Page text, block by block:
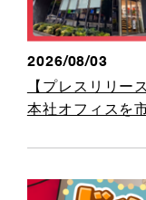
2026/08/03
【プレスリリー
本社オフィスを